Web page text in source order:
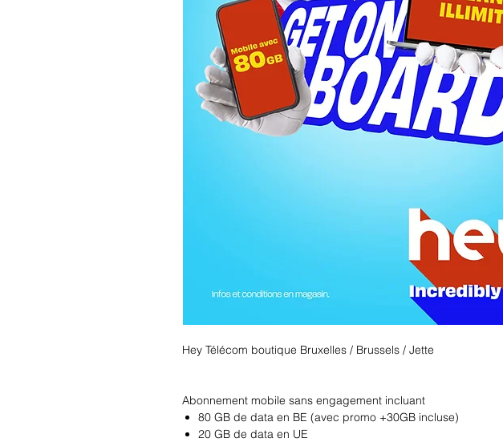
Hey Télécom boutique Bruxelles / Brussels / Jette
Abonnement mobile sans engagement incluant
80 GB de data en BE (avec promo +30GB incluse)
20 GB de data en UE